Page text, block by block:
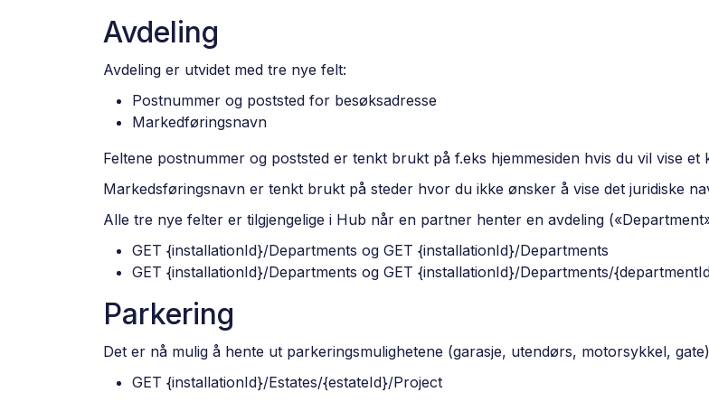
Avdeling
Avdeling er utvidet med tre nye felt:
Postnummer og poststed for besøksadresse
Markedføringsnavn
Feltene postnummer og poststed er tenkt brukt på f.eks hjemmesiden hvis du vil vise
Markedsføringsnavn er tenkt brukt på steder hvor du ikke ønsker å vise det juridiske
Alle tre nye felter er tilgjengelige i Hub når en partner henter en avdeling
GET {installationId}/Departments og GET {installationId}/Departments
GET {installationId}/Departments og GET {installationId}/Departments/
Parkering
Det er nå mulig å hente ut parkeringsmulighetene (garasje, utendørs, motorsykkel,
GET {installationId}/Estates/{estateId}/Project